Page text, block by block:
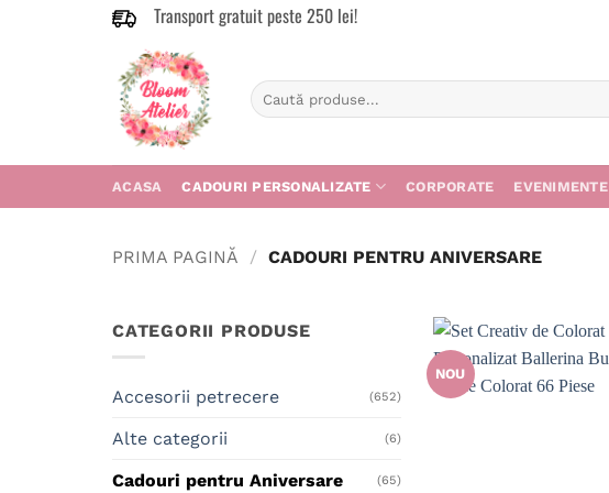
Transport gratuit peste 250 lei!
Caută
după:
ACASA CADOURI PERSONALIZATE CORPORATE EVENIMENTE
PRIMA PAGINĂ / CADOURI PENTRU ANIVERSARE
CATEGORII PRODUSE
Accesorii petrecere (652)
Alte categorii (6)
Cadouri pentru Aniversare (65)
NOU